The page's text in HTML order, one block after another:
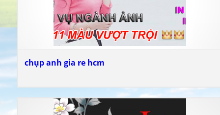
chụp anh gia re hcm